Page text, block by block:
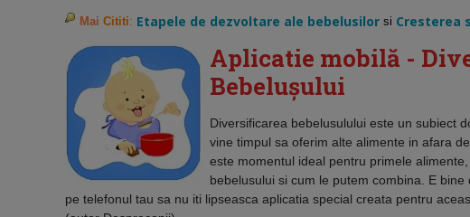
Mai Cititi: Etapele de dezvoltare ale bebelusilor si Cresterea
Aplicatie mobilă -
Bebelușului
Diversificarea bebelusulului este un subiect
vine timpul sa oferim alte alimente in afara
este momentul ideal pentru primele
bebelusului si cum le putem combina. E
pe telefonul tau sa nu iti lipseasca aplicatia special creata pentru